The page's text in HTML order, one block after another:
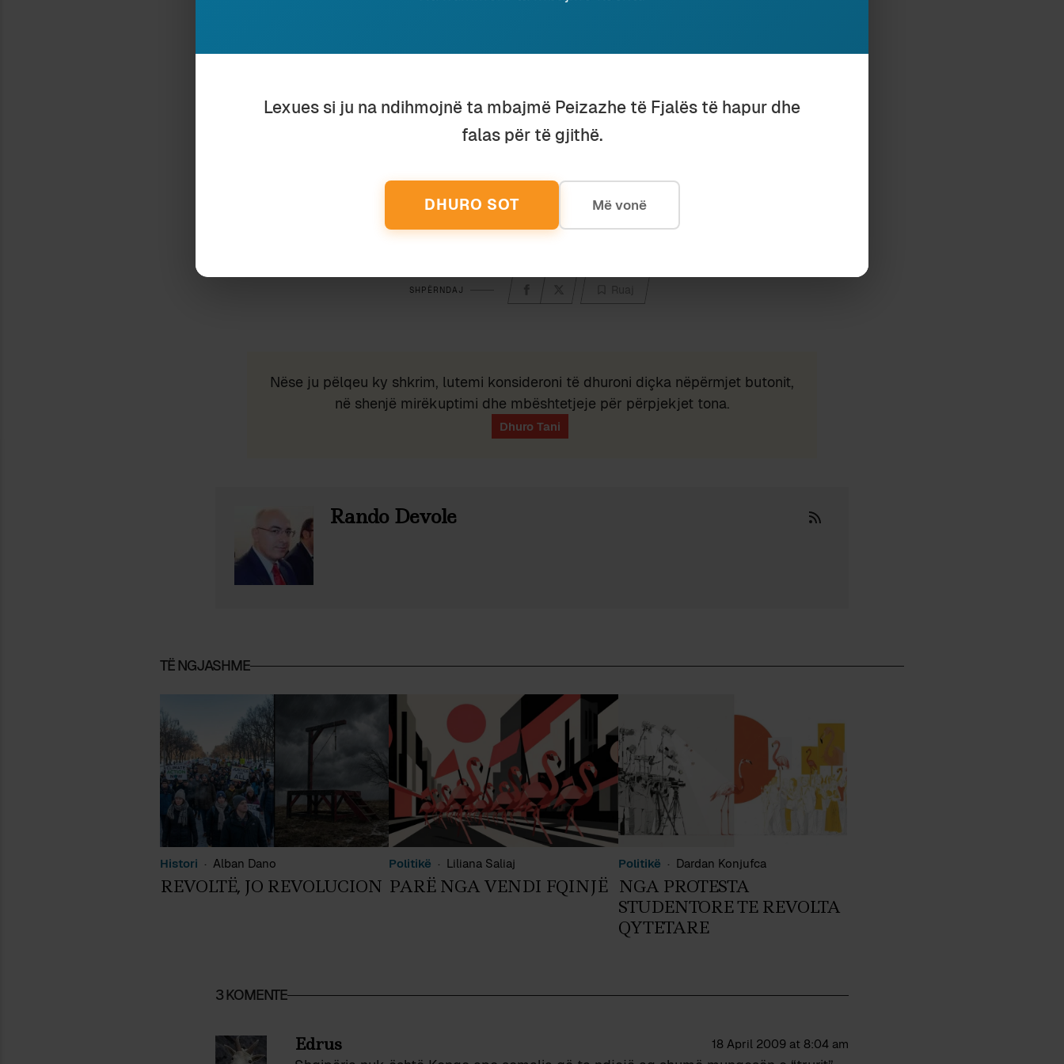
Subscribe to get the latest posts sent to your email.
SHPËRNDAJ Ruaj
Nëse ju pëlqeu ky shkrim, lutemi konsideroni të dhuroni diçka nëpërmjet butonit,
në shenjë mirëkuptimi dhe mbështetjeje për përpjekjet tona.
Rando Devole
TË NGJASHME
Histori Alban Dano
REVOLTË, JO REVOLUCION
Politikë Liliana Saliaj
PARË NGA VENDI FQINJË
Politikë Dardan Konjufca
NGA PROTESTA
STUDENTORE TE REVOLTA
QYTETARE
3 KOMENTE
Edrus 18 April 2009 at 8:04 am
Lexues si ju na ndihmojnë ta mbajmë Peizazhe të Fjalës të hapur dhe
falas për të gjithë.
DHURO SOT Më vonë